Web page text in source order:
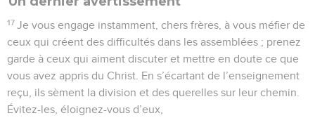
17 Je vous engage instamment, chers frères, à vous méfier de
ceux qui créent des difficultés dans les assemblées ; prenez
garde à ceux qui aiment discuter et mettre en doute ce que
vous avez appris du Christ. En s’écartant de l’enseignement
reçu, ils sèment la division et des querelles sur leur chemin.
Évitez-les, éloignez-vous d’eux,